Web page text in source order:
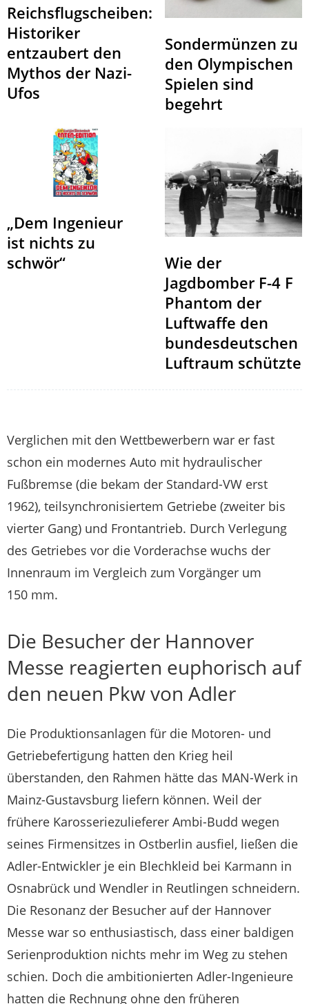
Reichsflugscheiben:
Historiker
entzaubert den
Mythos der Nazi-
Ufos
Sondermünzen zu
den Olympischen
Spielen sind
begehrt
„Dem Ingenieur
ist nichts zu
schwör“
Wie der
Jagdbomber F-4 F
Phantom der
Luftwaffe den
bundesdeutschen
Luftraum schützte
Verglichen mit den Wettbewerbern war er fast
schon ein modernes Auto mit hydraulischer
Fußbremse (die bekam der Standard-VW erst
1962), teilsynchronisiertem Getriebe (zweiter bis
vierter Gang) und Frontantrieb. Durch Verlegung
des Getriebes vor die Vorderachse wuchs der
Innenraum im Vergleich zum Vorgänger um
150 mm.
Die Besucher der Hannover
Messe reagierten euphorisch auf
den neuen Pkw von Adler
Die Produktionsanlagen für die Motoren- und
Getriebefertigung hatten den Krieg heil
überstanden, den Rahmen hätte das MAN-Werk in
Mainz-Gustavsburg liefern können. Weil der
frühere Karosseriezulieferer Ambi-Budd wegen
seines Firmensitzes in Ostberlin ausfiel, ließen die
Adler-Entwickler je ein Blechkleid bei Karmann in
Osnabrück und Wendler in Reutlingen schneidern.
Die Resonanz der Besucher auf der Hannover
Messe war so enthusiastisch, dass einer baldigen
Serienproduktion nichts mehr im Weg zu stehen
schien. Doch die ambitionierten Adler-Ingenieure
hatten die Rechnung ohne den früheren